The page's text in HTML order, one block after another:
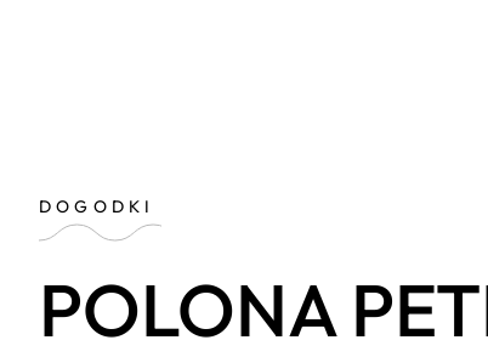
DOGODKI
POLONA